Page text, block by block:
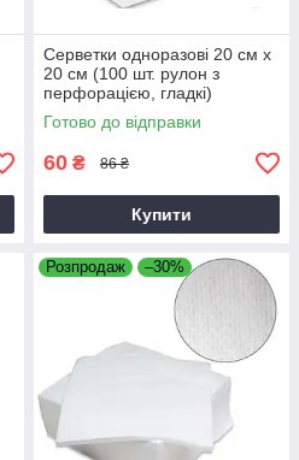
Серветки одноразові 20 см х
20 см (100 шт. рулон з
перфорацією, гладкі)
Готово до відправки
60 ₴ 86 ₴
Купити
Розпродаж –30%